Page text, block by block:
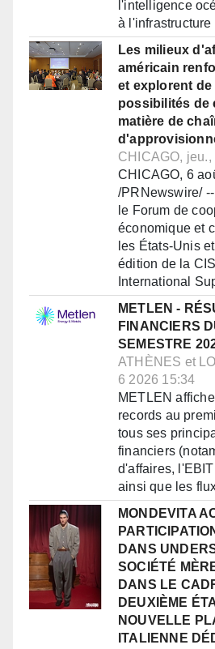
l'intelligence
à
Les milieux
américain
et explorent
possibilités de
matière de
CHICAGO,
CHICAGO, 6
/PRNewswire/
le Forum de
économique et
les États-Unis
édition de la
International
METLEN -
FINANCIERS
SEMESTRE
ATHÈNES et
6 2026 15:34
METLEN
records au
tous ses
financiers
d'affaires,
ainsi que les
MONDEVITA
DANS
SOCIÉTÉ
DANS LE
DEUXIÈME
NOUVELLE
ITALIENNE